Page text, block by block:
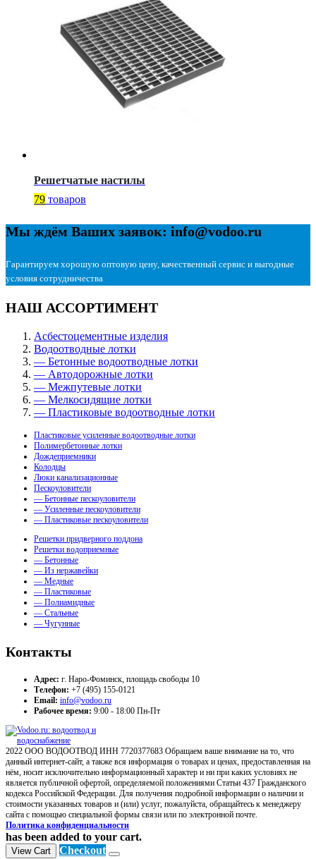
Решетчатые настилы
79 товаров
Мы ждём Ваших заявок: info@vodoo.ru
Гарантируем хорошую оптовую цену, качественный сервис и выгодные
условия сотрудничества
НАШ АССОРТИМЕНТ
Асбестоцементные изделия
Водоотводные лотки
— Бетонные водоотводные лотки
— Автодорожные лотки
— Межпутевые лотки
— Мелкосидящие лотки
— Пластиковые водоотводные лотки
Пластиковые усиленные водоотводные лотки
Полимербетонные лотки
Дождеприемники
Колодцы
Люки канализационные
Пескоуловители
— Бетонные пескоуловители
— Усиленные пескоуловители
— Пластиковые пескоуловители
Решетки придверного поддона
Решетки водоприемные
— Бетонные
— Из нержавейки
— Медные
— Пластиковые
— Полиамидные
— Стальные
— Чугунные
Контакты
Адрес: г. Наро-Фоминск, площадь свободы 10
Телефон: +7 (495) 155-0121
Email: info@vodoo.ru
Рабочее время: 9:00 - 18:00 Пн-Пт
2022 ООО ВОДООТВОД ИНН 7720377683 Обращаем ваше внимание на то, что
данный интернет-сайт, а также вся информация о товарах и ценах, предоставленная на
нём, носит исключительно информационный характер и ни при каких условиях не
является публичной офертой, определяемой положениями Статьи 437 Гражданского
кодекса Российской Федерации. Для получения подробной информации о наличии и
стоимости указанных товаров и (или) услуг, пожалуйста, обращайтесь к менеджеру
сайта с помощью специальной формы связи или по электронной почте.
Политика конфиденциальности
has been added to your cart.
View Cart Checkout